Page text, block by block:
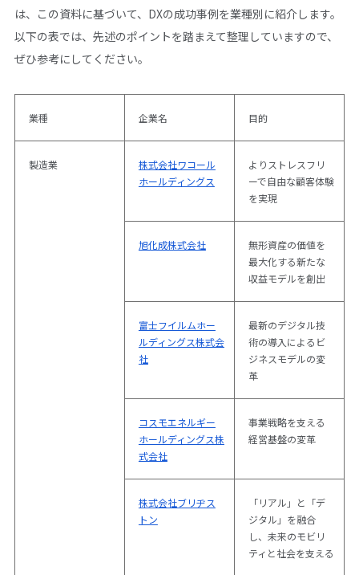
は、この資料に基づいて、DXの成功事例を業種別に紹介します。
以下の表では、先述のポイントを踏まえて整理していますので、
ぜひ参考にしてください。
業種 企業名 目的
製造業
株式会社ワコール
ホールディングス
よりストレスフリ
ーで自由な顧客体験
を実現
旭化成株式会社
無形資産の価値を
最大化する新たな
収益モデルを創出
富士フイルムホー
ルディングス株式会
社
最新のデジタル技
術の導入によるビ
ジネスモデルの変
革
コスモエネルギー
ホールディングス株
式会社
事業戦略を支える
経営基盤の変革
株式会社ブリヂス
トン
「リアル」と「デ
ジタル」を融合
し、未来のモビリ
ティと社会を支える